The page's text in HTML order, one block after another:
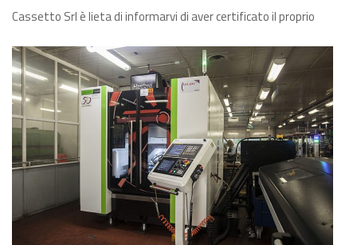
Cassetto Srl è lieta di informarvi di aver certificato il proprio